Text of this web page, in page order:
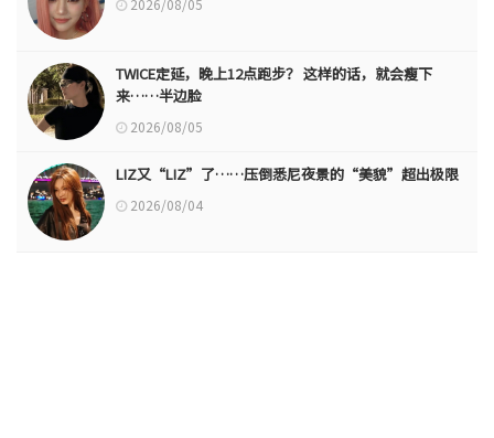
2026/08/05
TWICE定延，晚上12点跑步？ 这样的话，就会瘦下
来……半边脸
2026/08/05
LIZ又“LIZ”了……压倒悉尼夜景的“美貌”超出极限
2026/08/04